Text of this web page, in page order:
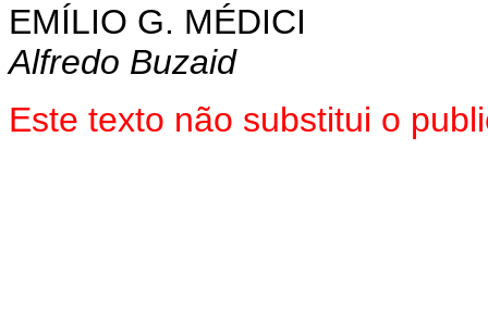
EMÍLIO G. MÉDICI
Alfredo Buzaid
Este texto não substitui o